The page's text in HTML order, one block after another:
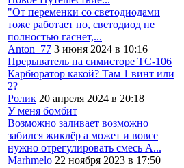
"От переменки со светодиодами
тоже работает но, светодиод не
полностью гаснет,...
Anton_77 3 июня 2024 в 10:16
Прерыватель на симисторе ТС-106
Карбюратор какой? Там 1 винт или
2?
Ролик 20 апреля 2024 в 20:18
У меня бомбит
Возможно заливает возможно
забился жиклёр а может и вовсе
нужно отрегулировать смесь А...
Marhmelo 22 ноября 2023 в 17:50